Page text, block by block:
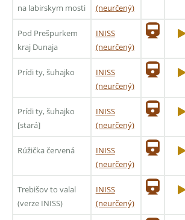
na labirskym mosti
(neurčený)
Pod Prešpurkem
kraj Dunaja
INISS
(neurčený)
Prídi ty, šuhajko
INISS
(neurčený)
Prídi ty, šuhajko
[stará]
INISS
(neurčený)
Rúžička červená
INISS
(neurčený)
Trebišov to valal
(verze INISS)
INISS
(neurčený)